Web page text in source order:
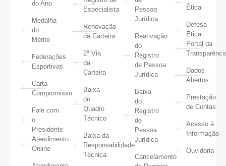
do Ano
Medalha
do
Mérito
Federações
Esportivas
Carta-
Compromisso
Fale com
o
Presidente
Atendimento
Online
Especialista
Renovação
da Carteira
2ª Via
da
Carteira
Baixa
do
Quadro
Técnico
Baixa da
Responsabilidade
Técnica
Pessoa
Jurídica
Reativação
do
Registro
de Pessoa
Jurídica
Baixa
do
Registro
de
Pessoa
Jurídica
Cancelamento
Ética
Defesa
Ética
Portal da
Dados
Abertos
Prestação
de Contas
Acesso à
Informação
Ouvidoria